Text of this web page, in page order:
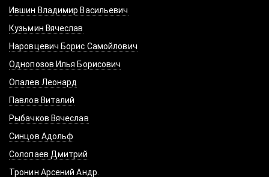
Ившин Владимир Васильевич
Кузьмин Вячеслав
Наровцевич Борис Самойлович
Однопозов Илья Борисович
Опалев Леонард
Павлов Виталий
Рыбачков Вячеслав
Синцов Адольф
Солопаев Дмитрий
Тронин Арсений Андр.